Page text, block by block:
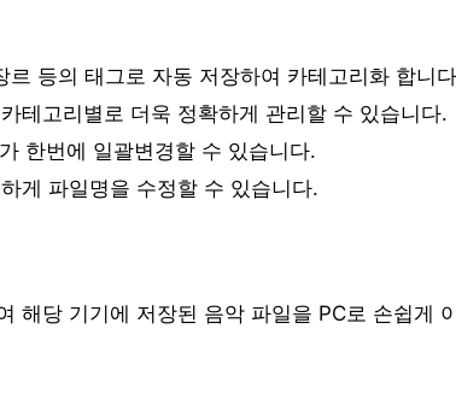
등의 태그로 자동 저장하여 카테고리화 합니
테고리별로 더욱 정확하게 관리할 수 있습니다.
한번에 일괄변경할 수 있습니다.
게 파일명을 수정할 수 있습니다.
해당 기기에 저장된 음악 파일을 PC로 손쉽게